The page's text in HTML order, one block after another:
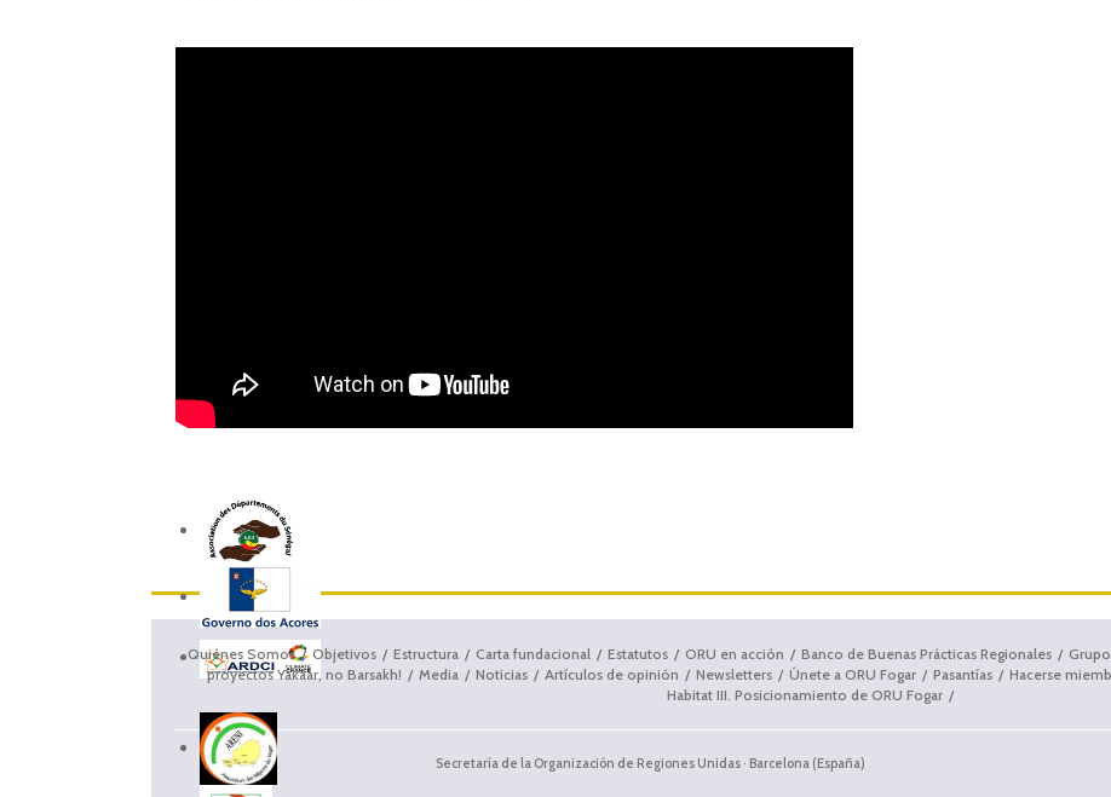
Quiénes Somos Objetivos Estructura Carta fundacional Estatutos ORU en acción Banco de Buenas Prácticas Regionales
proyectos Yakaar, no Barsakh!
Media Noticias Artículos de opinión Newsletters Únete a ORU Fogar Pasantías Hacerse
Habitat III. Posicionamiento de ORU Fogar
Secretaría de la Organización de Regiones Unidas · Barcelona (España)